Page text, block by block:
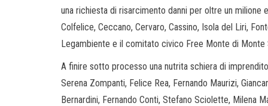
una richiesta di risarcimento danni per oltre un milione
Colfelice, Ceccano, Cervaro, Cassino, Isola del Liri,
Legambiente e il comitato civico Free Monte di Monte
A finire sotto processo una nutrita schiera di
Serena Zompanti, Felice Rea, Fernando Maurizi,
Bernardini, Fernando Conti, Stefano Sciolette, Milena